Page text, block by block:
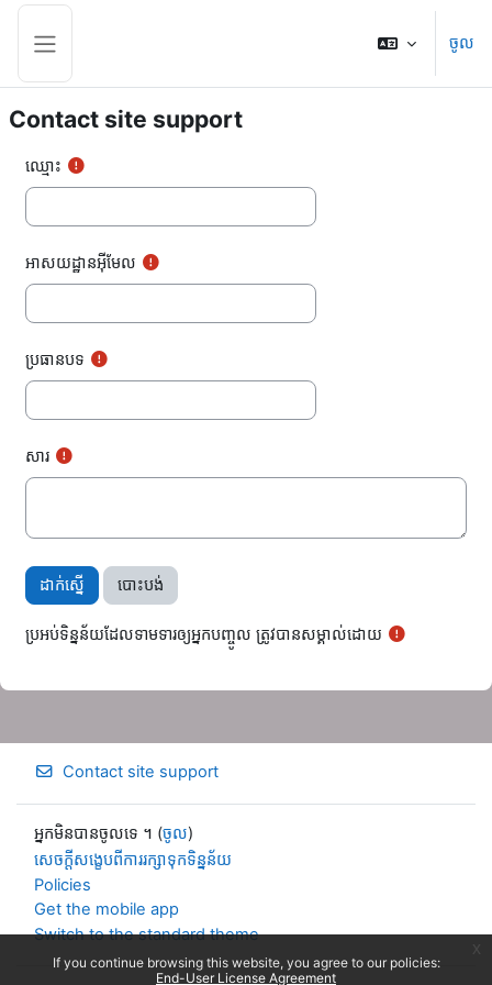
រំលងទៅកាន់មាតិកាមេ
If you continue browsing this website, you agree to our policies:
End-User License Agreement
ចូល
Contact site support
ឈ្មោះ
អាសយដ្ឋានអ៊ីមែល
ប្រធានបទ
សារ
ប្រអប់ទិន្នន័យដែលទាមទារឲ្យអ្នកបញ្ចូល ត្រូវបានសម្គាល់ដោយ
Contact site support
អ្នកមិនបានចូលទេ ។ (ចូល)
សេចក្តីសង្ខេបពីការរក្សាទុកទិន្នន័យ
Policies
Get the mobile app
Switch to the standard theme